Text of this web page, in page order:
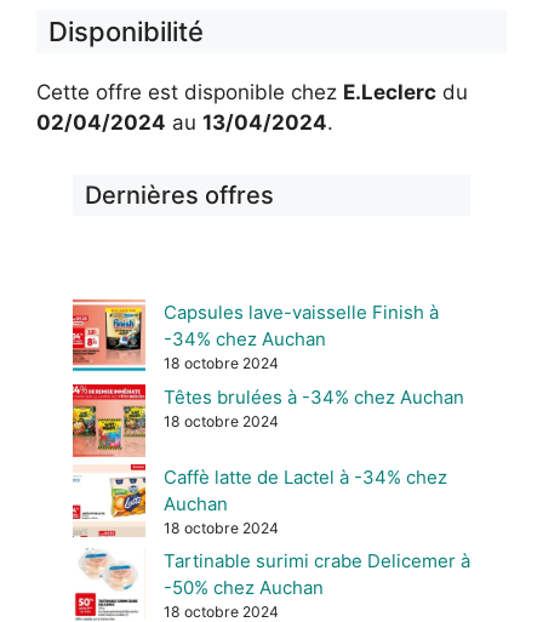
Disponibilité
Cette offre est disponible chez E.Leclerc du
02/04/2024 au 13/04/2024.
Dernières offres
Capsules lave-vaisselle Finish à
-34% chez Auchan
18 octobre 2024
Têtes brulées à -34% chez Auchan
18 octobre 2024
Caffè latte de Lactel à -34% chez
Auchan
18 octobre 2024
Tartinable surimi crabe Delicemer à
-50% chez Auchan
18 octobre 2024